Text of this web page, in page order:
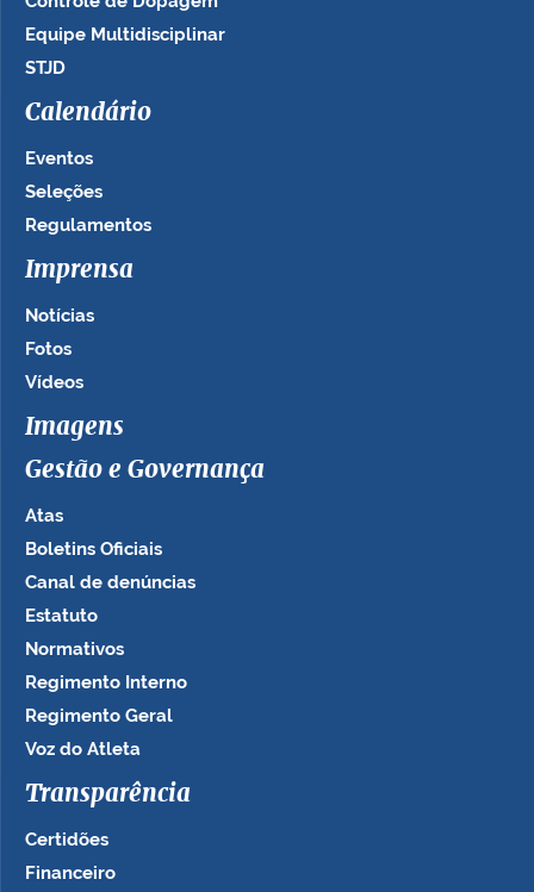
Equipe Multidisciplinar
STJD
Calendário
Eventos
Seleções
Regulamentos
Imprensa
Notícias
Fotos
Vídeos
Imagens
Gestão e Governança
Atas
Boletins Oficiais
Canal de denúncias
Estatuto
Normativos
Regimento Interno
Regimento Geral
Voz do Atleta
Transparência
Certidões
Financeiro